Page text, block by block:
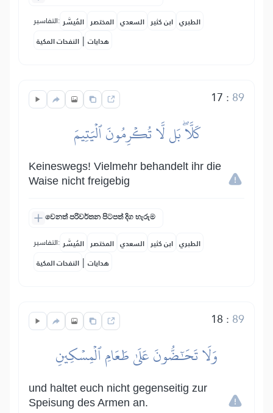
التفاسير: المُيسَّر المختصر السعدي ابن كثير الطبري
النفحات المكية | هدايات
17 : 89
كَلَّاۖ بَل لَّا تُكۡرِمُونَ ٱلۡيَتِيمَ
Keineswegs! Vielmehr behandelt ihr die
Waise nicht freigebig
වෙනත් පරිවර්තන පිටපත් දිග හැරුම
التفاسير: المُيسَّر المختصر السعدي ابن كثير الطبري
النفحات المكية | هدايات
18 : 89
وَلَا تَحَٰٓضُّونَ عَلَىٰ طَعَامِ ٱلۡمِسۡكِينِ
und haltet euch nicht gegenseitig zur
Speisung des Armen an.